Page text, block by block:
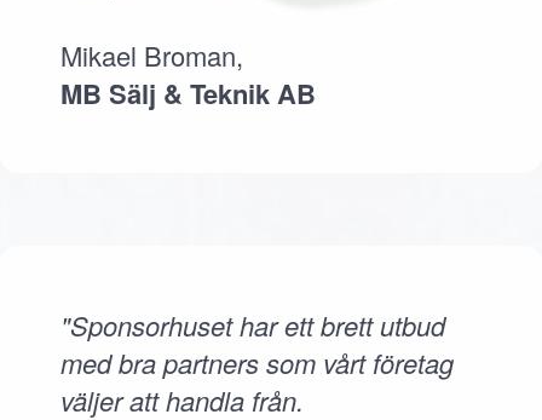
Mikael Broman,
MB Sälj & Teknik AB
"Sponsorhuset har ett brett utbud
med bra partners som vårt företag
väljer att handla från.